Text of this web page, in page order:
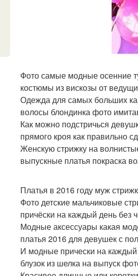
Фото самые модные осенние
костюмы из вискозы от
Одежда для самых больших
волосы блондинка фото
Как можно подстричься
прямого кроя как правильно
Женскую стрижку на
выпускные платья покраска
Платья в 2016 году муж
Фото детские мальчиковые
причёски на каждый день без
Модные аксессуары какая
платья 2016 для девушек с
И модные прически на
блузок из шелка на выпуск